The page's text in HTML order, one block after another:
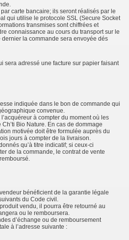
carte bancaire; ils seront réalisés par le
qui utilise le protocole SSL (Secure Socket
transmises sont chiffrées et
connaissance au cours du transport sur le
la commande sera envoyée dés
sera adressé une facture sur papier faisant
indiquée dans le bon de commande qui
convenue.
à compter du moment où les
Bio Nature. En cas de dommage
motivée doit être formulée auprès du
jours à compter de la livraison.
qu’à titre indicatif; si ceux-ci
de la commande, le contrat de vente
bénéficient de la garantie légale
du Code civil.
vendu, il pourra être retourné au
ou le remboursera.
d’échange ou de remboursement
à l’adresse suivante :